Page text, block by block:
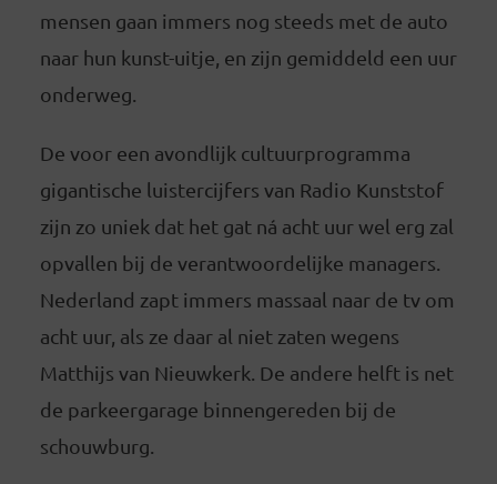
mensen gaan immers nog steeds met de auto
naar hun kunst-uitje, en zijn gemiddeld een uur
onderweg.
De voor een avondlijk cultuurprogramma
gigantische luistercijfers van Radio Kunststof
zijn zo uniek dat het gat ná acht uur wel erg zal
opvallen bij de verantwoordelijke managers.
Nederland zapt immers massaal naar de tv om
acht uur, als ze daar al niet zaten wegens
Matthijs van Nieuwkerk. De andere helft is net
de parkeergarage binnengereden bij de
schouwburg.